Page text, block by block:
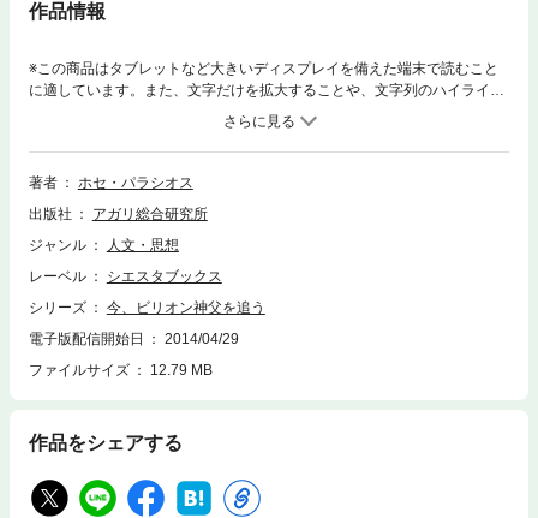
作品情報
※この商品はタブレットなど大きいディスプレイを備えた端末で読むこと
に適しています。また、文字だけを拡大することや、文字列のハイライ
ト、検索、辞書の参照、引用などの機能が使用できません。ビリオンは幕
末に宣教師として長崎に入るが、そのとき見た光景は長崎から追われてい
く隠れキリシタンであった。幕末の日本に訪れた西洋人は多かった。その
大部分が商人であったり、黄金の国ジパングで一儲けしようとする海賊ま
性・体力で、日本各地で宣教活動を始める。真摯な姿は日本人の心を揺さ
ぶり、また一方ではユーモラスで気さくな人物でもあり、その風貌は「お
活字で見せた。たんに宣教師にとどまらないビリオンは、西洋人だが、幕
末に存在感を示した志士でもあった、と言える。昭和まで生きた、幕末の
西洋を語る一冊である。著者のホセ・パラシオスは、彼の姿をまるで目に
見えるように、洒脱な日本語で語る。
著者
ホセ・パラシオス
出版社
アガリ総合研究所
ジャンル
人文・思想
レーベル
シエスタブックス
シリーズ
今、ビリオン神父を追う
電子版配信開始日
2014/04/29
ファイルサイズ
12.79 MB
作品をシェアする